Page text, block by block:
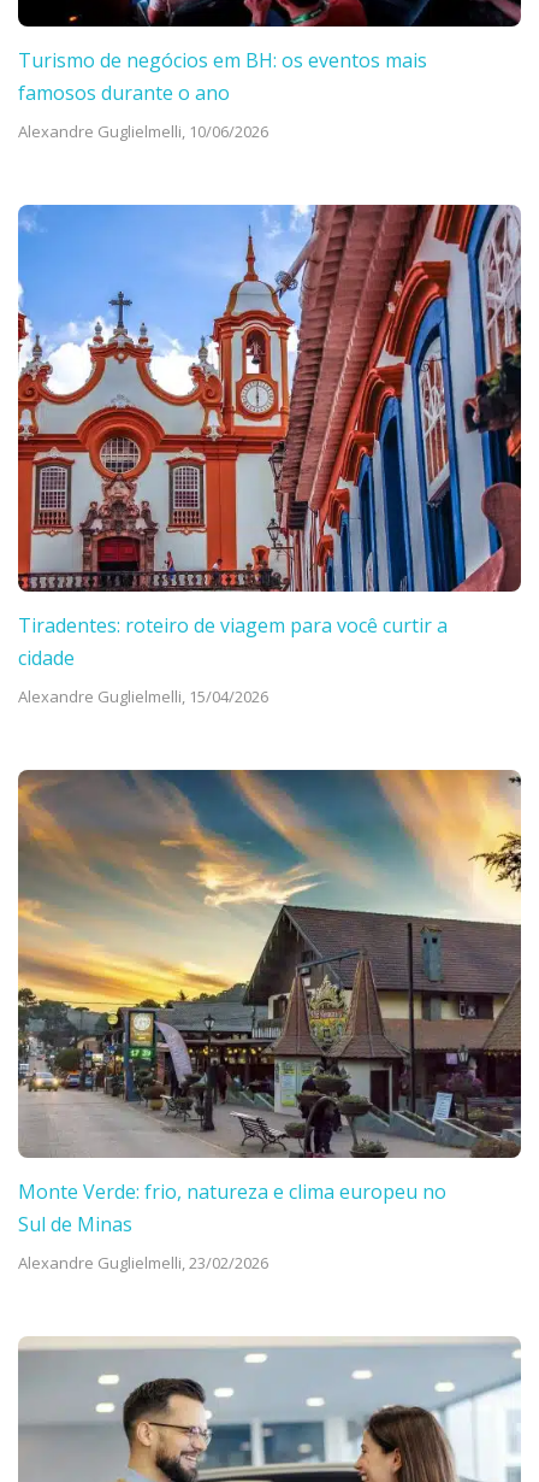
Turismo de negócios em BH: os eventos mais
famosos durante o ano
Alexandre Guglielmelli, 10/06/2026
Tiradentes: roteiro de viagem para você curtir a
cidade
Alexandre Guglielmelli, 15/04/2026
Monte Verde: frio, natureza e clima europeu no
Sul de Minas
Alexandre Guglielmelli, 23/02/2026